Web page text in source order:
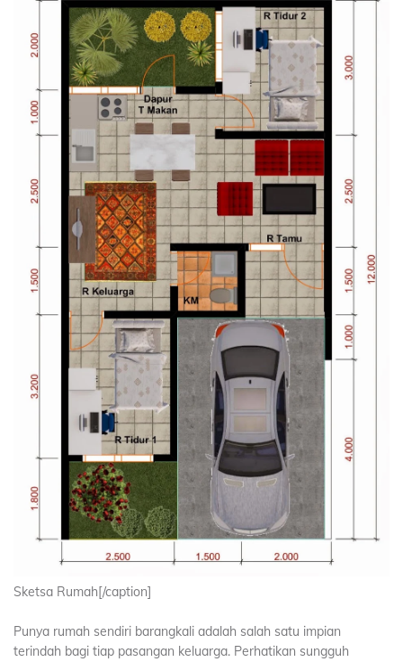
Sketsa Rumah[/caption]
Punya rumah sendiri barangkali adalah salah satu impian
terindah bagi tiap pasangan keluarga. Perhatikan sungguh